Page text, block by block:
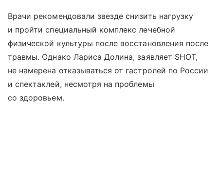
Врачи рекомендовали звезде снизить нагрузку
и пройти специальный комплекс лечебной
физической культуры после восстановления после
травмы. Однако Лариса Долина, заявляет SHOT,
не намерена отказываться от гастролей по России
и спектаклей, несмотря на проблемы
со здоровьем.